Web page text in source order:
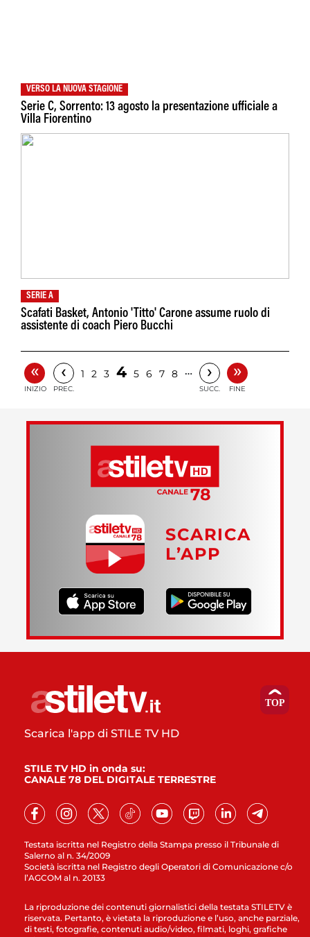
VERSO LA NUOVA STAGIONE
Serie C, Sorrento: 13 agosto la presentazione ufficiale a
Villa Fiorentino
SERIE A
Scafati Basket, Antonio 'Titto' Carone assume ruolo di
assistente di coach Piero Bucchi
«
INIZIO
‹
PREC.
1 2 3 4 5 6 7 8 … ›
SUCC.
»
FINE
SCARICA
L’APP
Testata iscritta nel Registro della Stampa presso il Tribunale di
Salerno al n. 34/2009
Società iscritta nel Registro degli Operatori di Comunicazione c/o
l’AGCOM al n. 20133
Scarica l'app di STILE TV HD
STILE TV HD in onda su:
CANALE 78 DEL DIGITALE TERRESTRE
La riproduzione dei contenuti giornalistici della testata STILETV è
riservata. Pertanto, è vietata la riproduzione e l’uso, anche parziale,
di testi, fotografie, contenuti audio/video, filmati, loghi, grafiche